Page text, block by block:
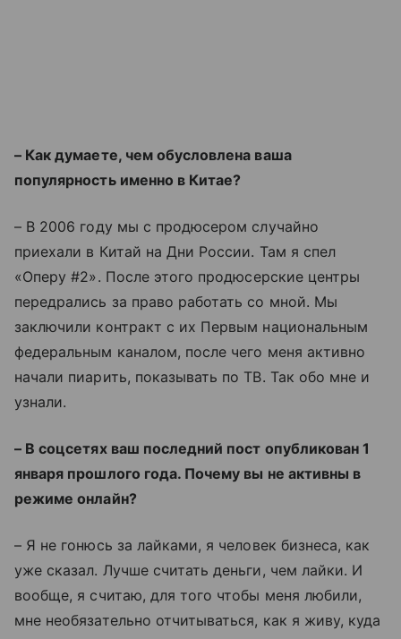
– Как думаете, чем обусловлена ваша
популярность именно в Китае?
– В 2006 году мы с продюсером случайно
приехали в Китай на Дни России. Там я спел
«Оперу#2». После этого продюсерские центры
передрались за право работать со мной. Мы
заключили контракт с их Первым национальным
федеральным каналом, после чего меня активно
начали пиарить, показывать по ТВ. Так обо мне и
узнали.
– В соцсетях ваш последний пост опубликован 1
января прошлого года. Почему вы не активны в
режиме онлайн?
– Я не гонюсь за лайками, я человек бизнеса, как
уже сказал. Лучше считать деньги, чем лайки. И
вообще, я считаю, для того чтобы меня любили,
мне необязательно отчитываться, как я живу, куда